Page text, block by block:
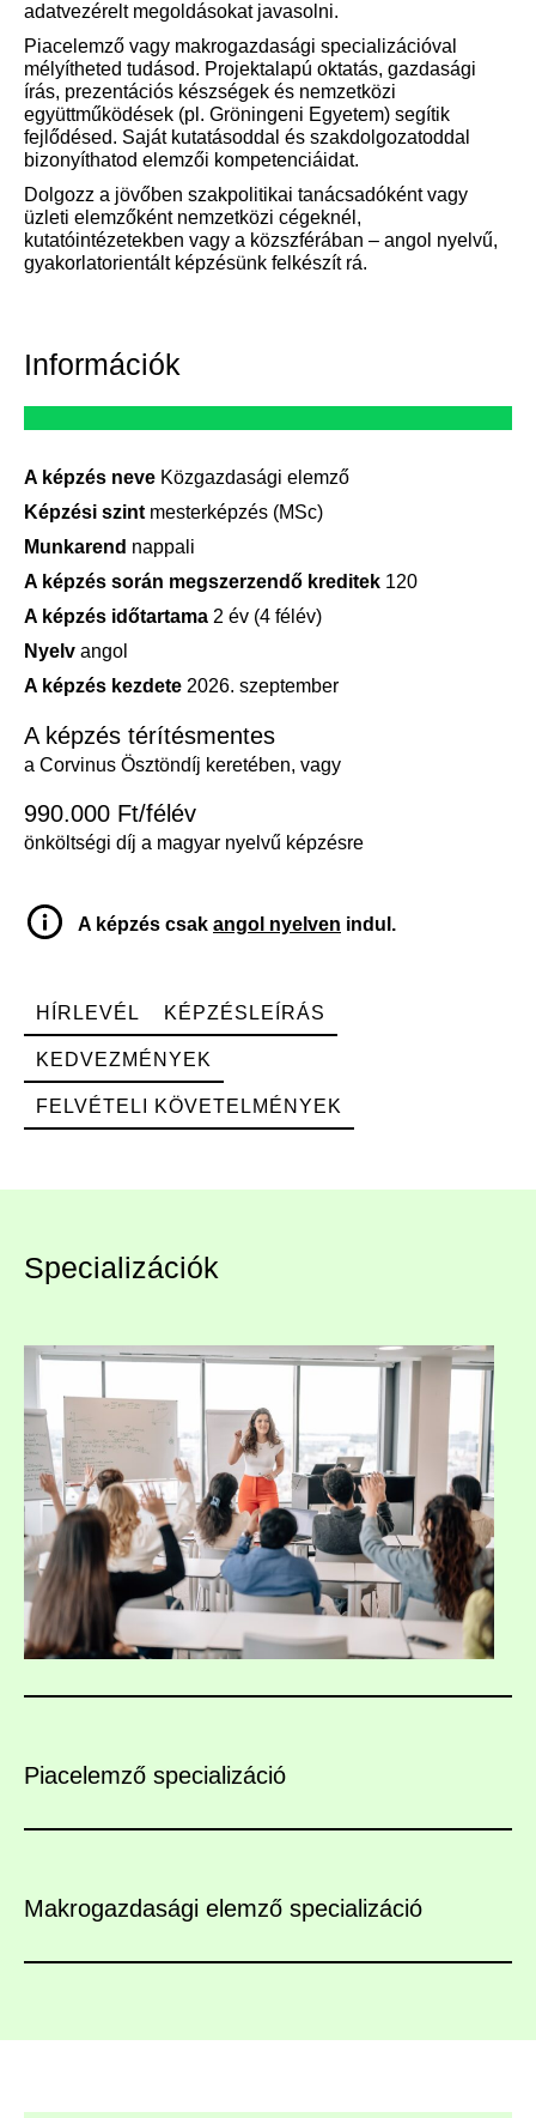
adatvezérelt megoldásokat javasolni.
Piacelemző vagy makrogazdasági specializációval
mélyítheted tudásod. Projektalapú oktatás, gazdasági
írás, prezentációs készségek és nemzetközi
együttműködések (pl. Gröningeni Egyetem) segítik
fejlődésed. Saját kutatásoddal és szakdolgozatoddal
bizonyíthatod elemzői kompetenciáidat.
Dolgozz a jövőben szakpolitikai tanácsadóként vagy
üzleti elemzőként nemzetközi cégeknél,
kutatóintézetekben vagy a közszférában – angol nyelvű,
gyakorlatorientált képzésünk felkészít rá.
Információk
A képzés neve Közgazdasági elemző
Képzési szint mesterképzés (MSc)
Munkarend nappali
A képzés során megszerzendő kreditek 120
A képzés időtartama 2 év (4 félév)
Nyelv angol
A képzés kezdete 2026. szeptember
A képzés térítésmentes
a Corvinus Ösztöndíj keretében, vagy
990.000 Ft/félév
önköltségi díj a magyar nyelvű képzésre
A képzés csak angol nyelven indul.
HÍRLEVÉL KÉPZÉSLEÍRÁS
KEDVEZMÉNYEK
FELVÉTELI KÖVETELMÉNYEK
Specializációk
Piacelemző specializáció
Makrogazdasági elemző specializáció